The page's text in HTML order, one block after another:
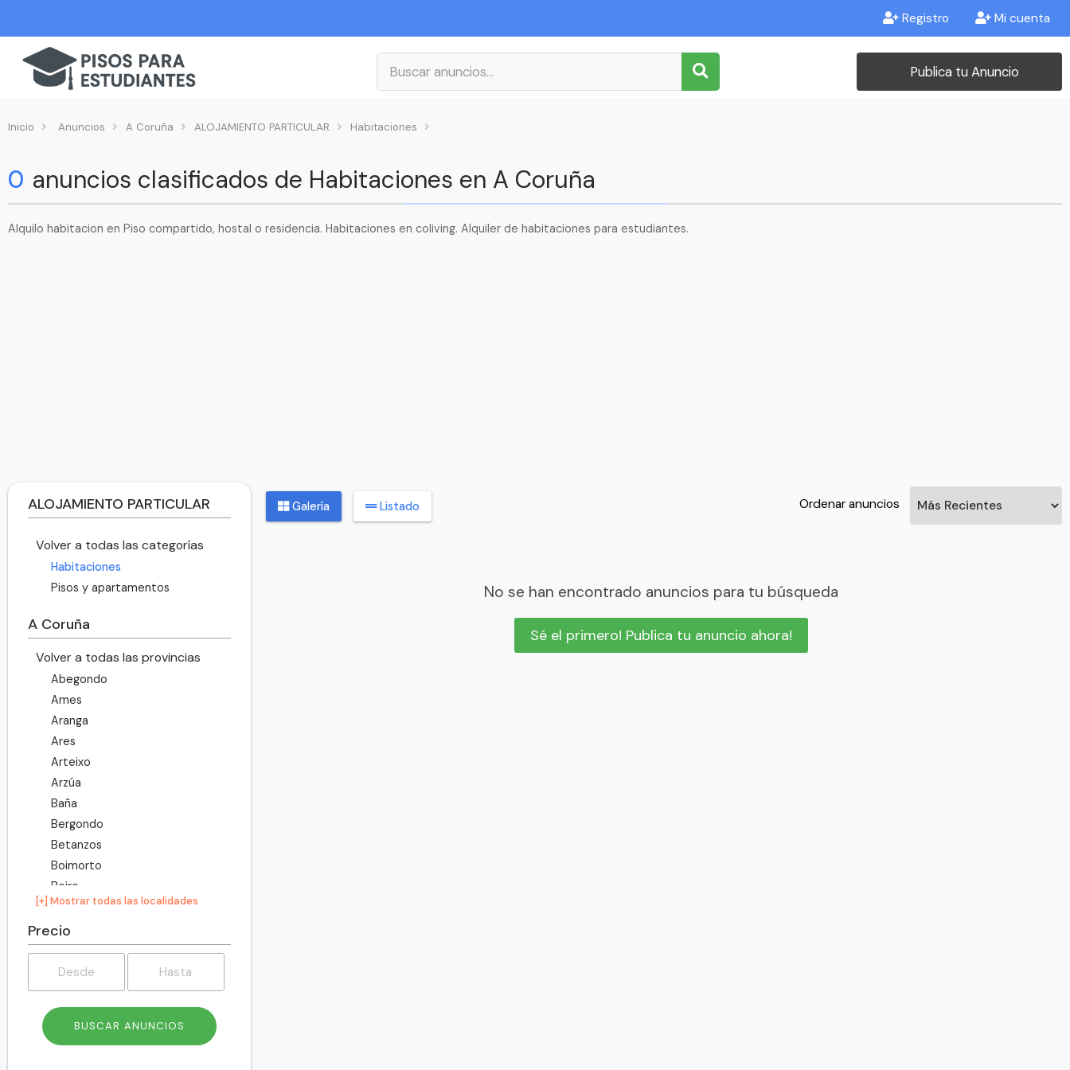
Registro Mi cuenta
Publica tu Anuncio
Inicio Anuncios A Coruña ALOJAMIENTO PARTICULAR Habitaciones
0 anuncios clasificados de Habitaciones en A Coruña
Alquilo habitacion en Piso compartido, hostal o residencia. Habitaciones en coliving. Alquiler de habitaciones para estudiantes.
ALOJAMIENTO PARTICULAR
Volver a todas las categorías
Habitaciones
Pisos y apartamentos
A Coruña
Volver a todas las provincias
Abegondo
Ames
Aranga
Ares
Arteixo
Arzúa
Baña
Bergondo
Betanzos
Boimorto
Boiro
Boqueixón
Brión
Cabana de Bergantiños
Cabanas
Camariñas
Cambre
Capela
[+] Mostrar todas las localidades
Precio
Galería Listado Ordenar anuncios
No se han encontrado anuncios para tu búsqueda
Sé el primero! Publica tu anuncio ahora!